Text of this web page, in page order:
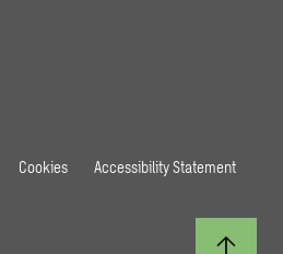
Cookies
Accessibility Statement